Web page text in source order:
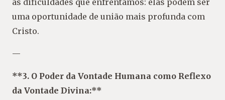
as dificuldades que enfrentamos: elas podem ser
uma oportunidade de união mais profunda com
Cristo.
—
**3. O Poder da Vontade Humana como Reflexo
da Vontade Divina:**